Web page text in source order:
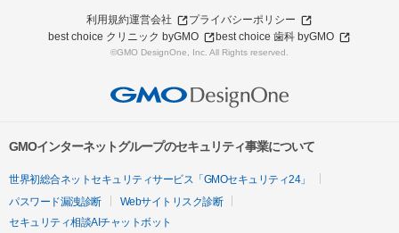
利用規約運営会社
プライバシーポリシー
best choice クリニック byGMO
best choice 歯科 byGMO
©GMO DesignOne, Inc. All Rights reserved.
GMOインターネットグループのセキュリティ事業について
世界初総合ネットセキュリティサービス「GMOセキュリティ24」
パスワード漏洩診断
Webサイトリスク診断
セキュリティ相談AIチャットボット